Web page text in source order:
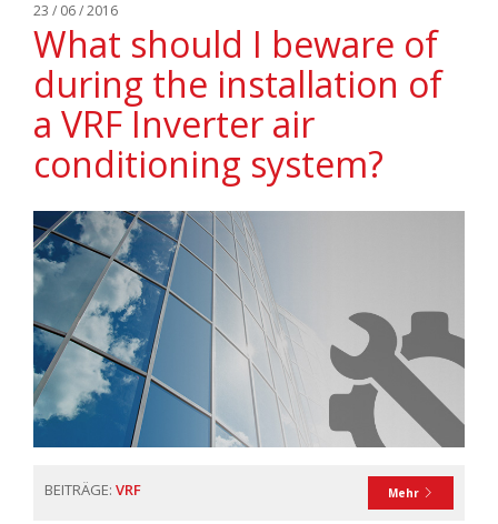
23 / 06 / 2016
What should I beware of
during the installation of
a VRF Inverter air
conditioning system?
Mehr
BEITRÄGE: VRF